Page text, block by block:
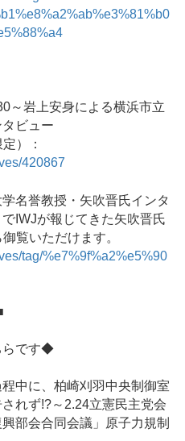
～岩上安身による横浜市立
ビュー
）：
420867
名誉教授・矢吹晋氏インタ
IWJが報じてきた矢吹晋氏
覧いただけます。
tag/%e7%9f%a2%e5%90
らです◆
中に、柏崎刈羽中央制御室
れず!?～2.24立憲民主党会
部会合同会議」原子力規制